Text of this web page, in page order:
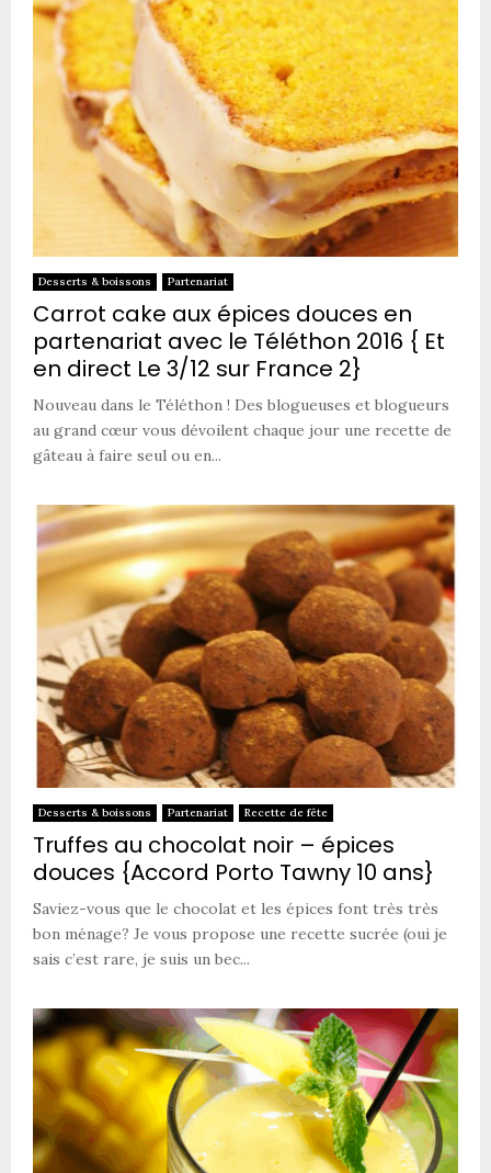
Desserts & boissons Partenariat
Carrot cake aux épices douces en
partenariat avec le Téléthon 2016 { Et
en direct Le 3/12 sur France 2}
Nouveau dans le Téléthon ! Des blogueuses et blogueurs
au grand cœur vous dévoilent chaque jour une recette de
gâteau à faire seul ou en...
Desserts & boissons Partenariat Recette de fête
Truffes au chocolat noir – épices
douces {Accord Porto Tawny 10 ans}
Saviez-vous que le chocolat et les épices font très très
bon ménage? Je vous propose une recette sucrée (oui je
sais c’est rare, je suis un bec...